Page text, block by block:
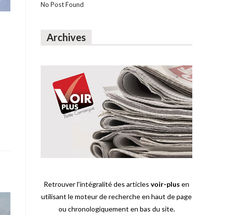
No Post Found
Archives
Retrouver l'intégralité des articles voir-plus en
utilisant le moteur de recherche en haut de page
ou chronologiquement en bas du site.